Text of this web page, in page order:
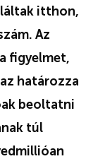
itthon,
Az
figyelmet,
határozza
beoltatni
túl